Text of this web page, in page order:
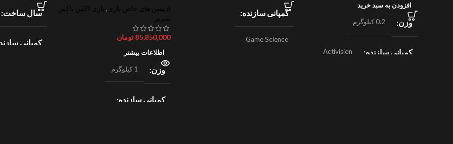
افزودن به سبد خرید
وزن 0.2 کیلوگرم
کمپانی سازنده
Activision
کمپانی سازنده
Game Science
ادیشن های خاص بازی, بازی اکس باکس
سریز
85,850,000 تومان
اطلاعات بیشتر
وزن 1 کیلوگرم
کمپانی سازنده
سال ساخت
کمپانی